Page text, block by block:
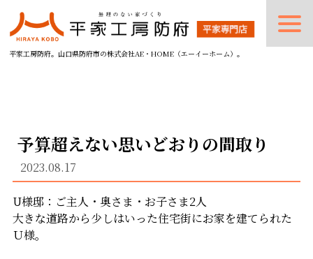
平家工房防府。山口県防府市の株式会社AE・HOME（エーイーホーム）。
予算超えない思いどおりの間取り
2023.08.17
U様邸：ご主人・奥さま・お子さま2人
大きな道路から少しはいった住宅街にお家を建てられた
Ｕ様。